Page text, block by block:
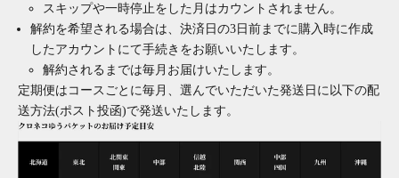
スキップや一時停止をした月はカウントされません。
解約を希望される場合は、決済日の3日前までに購入時に作成
したアカウントにて手続きをお願いいたします。
解約されるまでは毎月お届けいたします。
定期便はコースごとに毎月、選んでいただいた発送日に以下の配
送方法(ポスト投函)で発送いたします。